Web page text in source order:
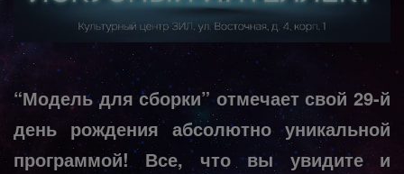
“Модель для сборки” отмечает свой 29-й
день рождения абсолютно уникальной
программой! Все, что вы увидите и